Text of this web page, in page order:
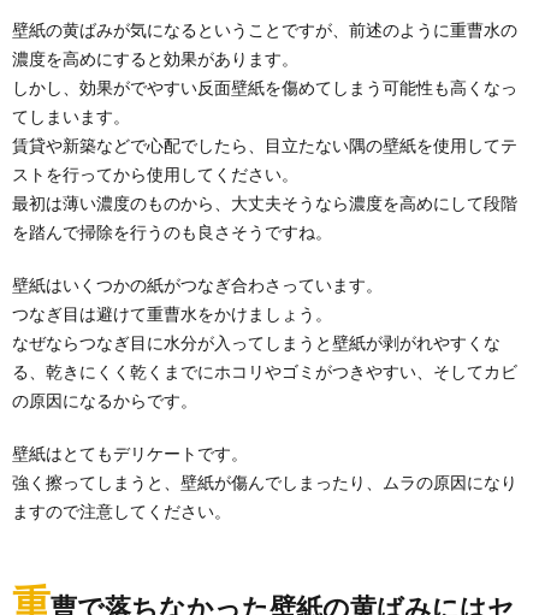
壁紙の黄ばみが気になるということですが、前述のように重曹水の
濃度を高めにすると効果があります。
しかし、効果がでやすい反面壁紙を傷めてしまう可能性も高くなっ
てしまいます。
賃貸や新築などで心配でしたら、目立たない隅の壁紙を使用してテ
ストを行ってから使用してください。
最初は薄い濃度のものから、大丈夫そうなら濃度を高めにして段階
を踏んで掃除を行うのも良さそうですね。
壁紙はいくつかの紙がつなぎ合わさっています。
つなぎ目は避けて重曹水をかけましょう。
なぜならつなぎ目に水分が入ってしまうと壁紙が剥がれやすくな
る、乾きにくく乾くまでにホコリやゴミがつきやすい、そしてカビ
の原因になるからです。
壁紙はとてもデリケートです。
強く擦ってしまうと、壁紙が傷んでしまったり、ムラの原因になり
ますので注意してください。
重曹で落ちなかった壁紙の黄ばみにはセ